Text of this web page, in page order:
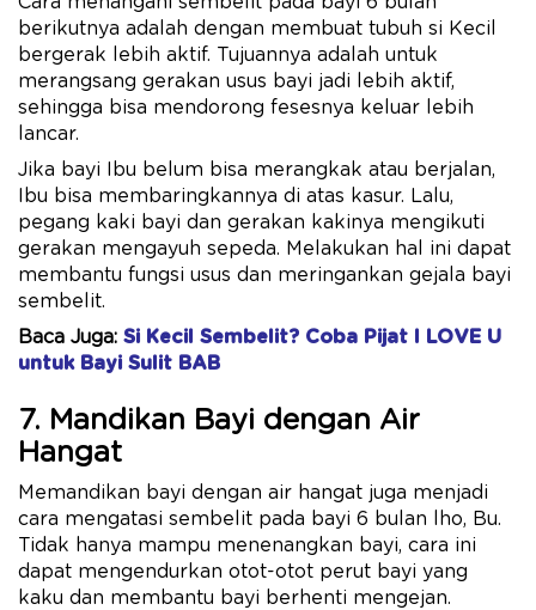
berikutnya adalah dengan membuat tubuh si Kecil
bergerak lebih aktif. Tujuannya adalah untuk
merangsang gerakan usus bayi jadi lebih aktif,
sehingga bisa mendorong fesesnya keluar lebih
lancar.
Jika bayi Ibu belum bisa merangkak atau berjalan,
Ibu bisa membaringkannya di atas kasur. Lalu,
pegang kaki bayi dan gerakan kakinya mengikuti
gerakan mengayuh sepeda. Melakukan hal ini dapat
membantu fungsi usus dan meringankan gejala bayi
sembelit.
Baca Juga: Si Kecil Sembelit? Coba Pijat I LOVE U
untuk Bayi Sulit BAB
7. Mandikan Bayi dengan Air
Hangat
Memandikan bayi dengan air hangat juga menjadi
cara mengatasi sembelit pada bayi 6 bulan lho, Bu.
Tidak hanya mampu menenangkan bayi, cara ini
dapat mengendurkan otot-otot perut bayi yang
kaku dan membantu bayi berhenti mengejan.